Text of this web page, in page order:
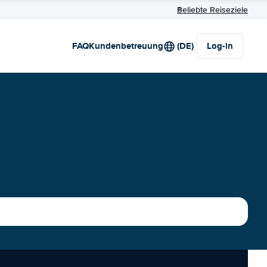
Beliebte Reiseziele
FAQKundenbetreuung (DE) Log-in